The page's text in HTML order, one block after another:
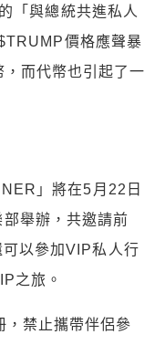
「與總統共進私人
價格應聲暴
而代幣也引起了一
」將在5月22日
舉辦，共邀請前
以參加VIP私人行
之旅。
，禁止攜帶伴侶參